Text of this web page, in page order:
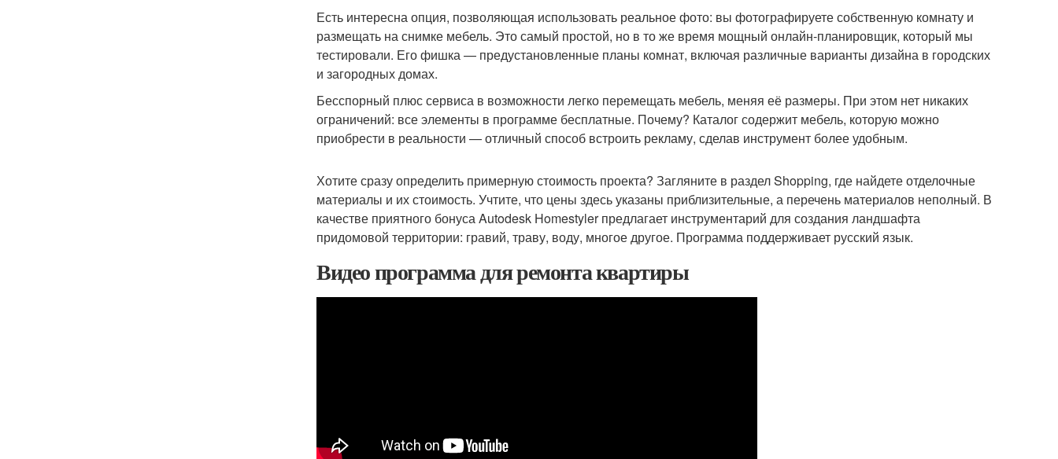
Есть интересна опция, позволяющая использовать реальное фото: вы фотографируете собственную комнату и
размещать на снимке мебель. Это самый простой, но в то же время мощный онлайн-планировщик, который мы
тестировали. Его фишка — предустановленные планы комнат, включая различные варианты дизайна в городских
и загородных домах.
Бесспорный плюс сервиса в возможности легко перемещать мебель, меняя её размеры. При этом нет никаких
ограничений: все элементы в программе бесплатные. Почему? Каталог содержит мебель, которую можно
приобрести в реальности — отличный способ встроить рекламу, сделав инструмент более удобным.
Хотите сразу определить примерную стоимость проекта? Загляните в раздел Shopping, где найдете отделочные
материалы и их стоимость. Учтите, что цены здесь указаны приблизительные, а перечень материалов неполный. В
качестве приятного бонуса Autodesk Homestyler предлагает инструментарий для создания ландшафта
придомовой территории: гравий, траву, воду, многое другое. Программа поддерживает русский язык.
Видео программа для ремонта квартиры